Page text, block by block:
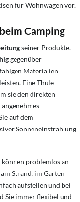
für Wohnwagen vor.
Camping
seiner Produkte.
gegenüber
Materialien
Eine Thule
sie den direkten
auf dem
Sonneneinstrahlung
können problemlos an
Strand, im Garten
aufstellen und bei
Sie immer flexibel und